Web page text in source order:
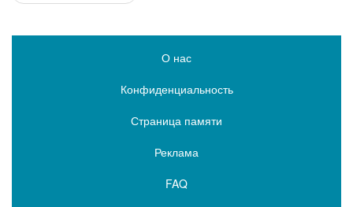
О нас
Конфиденциальность
Страница памяти
Реклама
FAQ